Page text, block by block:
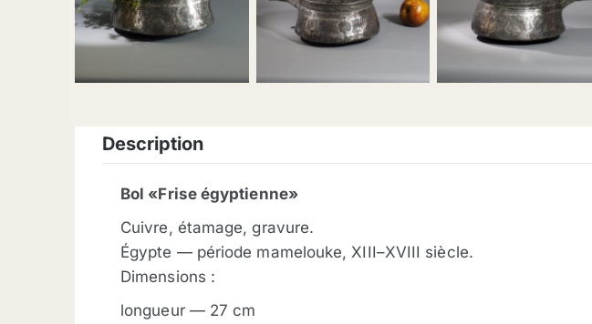
description
Bol «Frise égyptienne»
Cuivre, étamage, gravure.
Égypte — période mamelouke, XIII–XVIII siècle.
Dimensions :
longueur — 27 cm